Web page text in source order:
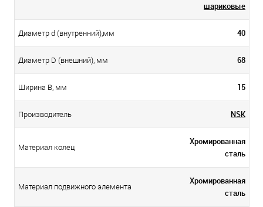
шариковые
Диаметр d (внутренний),мм 40
Диаметр D (внешний), мм 68
Ширина B, мм 15
Производитель NSK
Материал колец
Хромированная
сталь
Материал подвижного элемента
Хромированная
сталь